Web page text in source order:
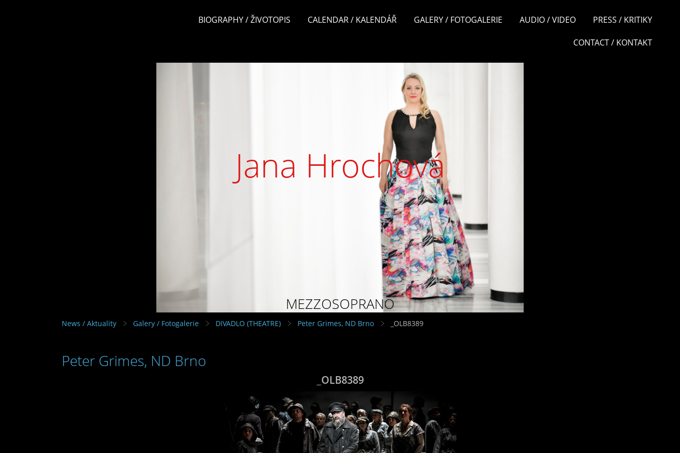
BIOGRAPHY / ŽIVOTOPIS CALENDAR / KALENDÁŘ GALERY / FOTOGALERIE AUDIO / VIDEO PRESS / KRITIKY
CONTACT / KONTAKT
Jana Hrochová
MEZZOSOPRANO
News / Aktuality Galery / Fotogalerie DIVADLO (THEATRE) Peter Grimes, ND Brno _OLB8389
Peter Grimes, ND Brno
_OLB8389